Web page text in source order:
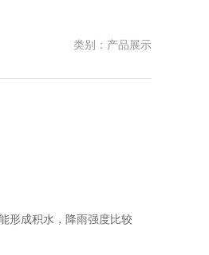
类别：产品展示
形成积水，降雨强度比较